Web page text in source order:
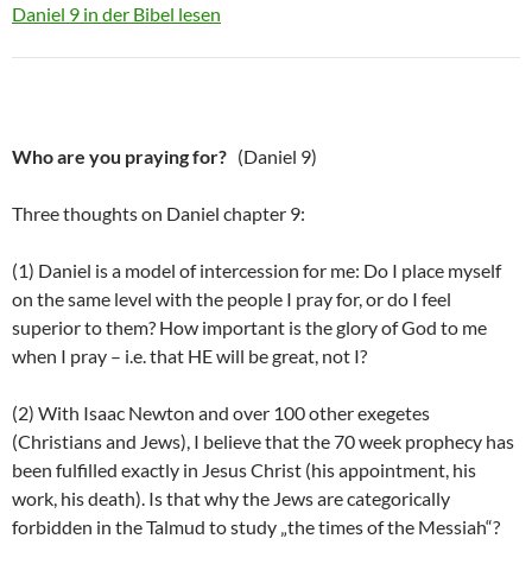
Daniel 9 in der Bibel lesen
Who are you praying for? (Daniel 9)
Three thoughts on Daniel chapter 9:
(1) Daniel is a model of intercession for me: Do I place myself
on the same level with the people I pray for, or do I feel
superior to them? How important is the glory of God to me
when I pray – i.e. that HE will be great, not I?
(2) With Isaac Newton and over 100 other exegetes
(Christians and Jews), I believe that the 70 week prophecy has
been fulfilled exactly in Jesus Christ (his appointment, his
work, his death). Is that why the Jews are categorically
forbidden in the Talmud to study „the times of the Messiah“?